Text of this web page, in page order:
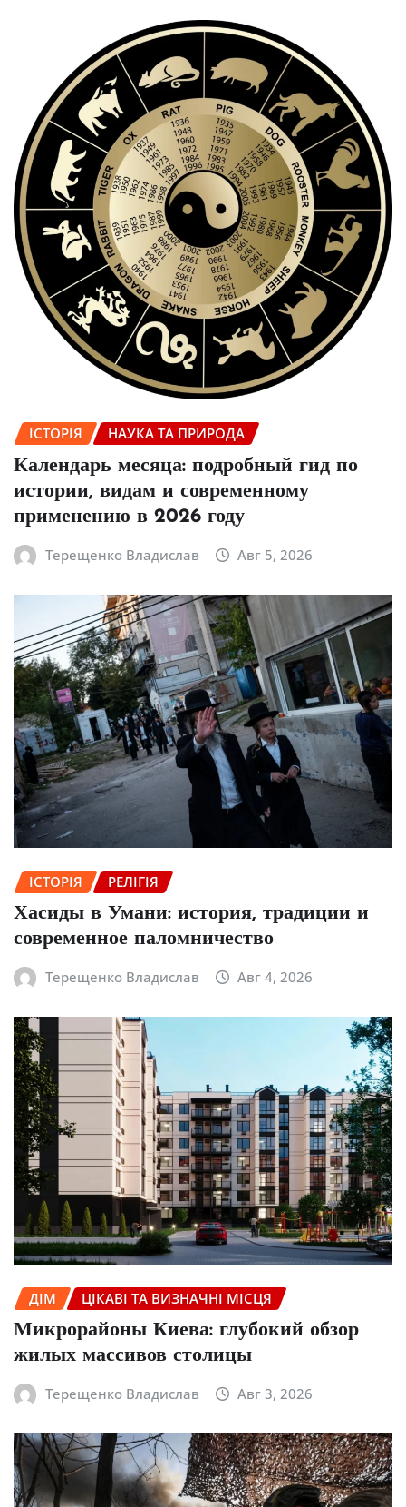
ІСТОРІЯ НАУКА ТА ПРИРОДА
Календарь месяца: подробный гид по
истории, видам и современному
применению в 2026 году
Терещенко Владислав Авг 5, 2026
ІСТОРІЯ РЕЛІГІЯ
Хасиды в Умани: история, традиции и
современное паломничество
Терещенко Владислав Авг 4, 2026
ДІМ ЦІКАВІ ТА ВИЗНАЧНІ МІСЦЯ
Микрорайоны Киева: глубокий обзор
жилых массивов столицы
Терещенко Владислав Авг 3, 2026